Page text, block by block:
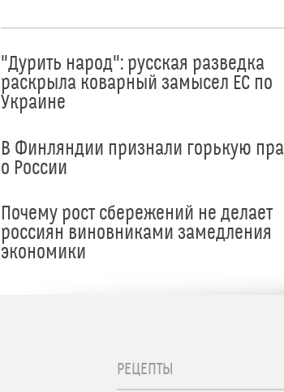
"Дурить народ": русская разведка
раскрыла коварный замысел ЕС по
Украине
В Финляндии признали горькую
о России
Почему рост сбережений не делает
россиян виновниками замедления
экономики
РЕЦЕПТЫ